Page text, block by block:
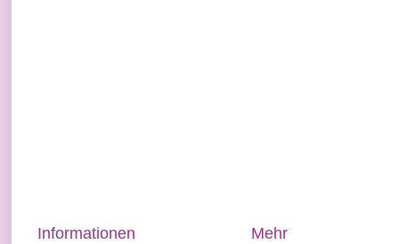
Informationen Mehr